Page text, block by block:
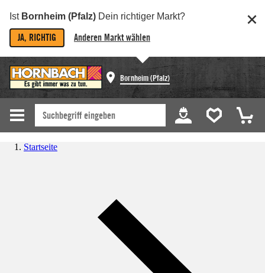
Ist Bornheim (Pfalz) Dein richtiger Markt?
JA, RICHTIG Anderen Markt wählen
Bornheim (Pfalz)
Startseite